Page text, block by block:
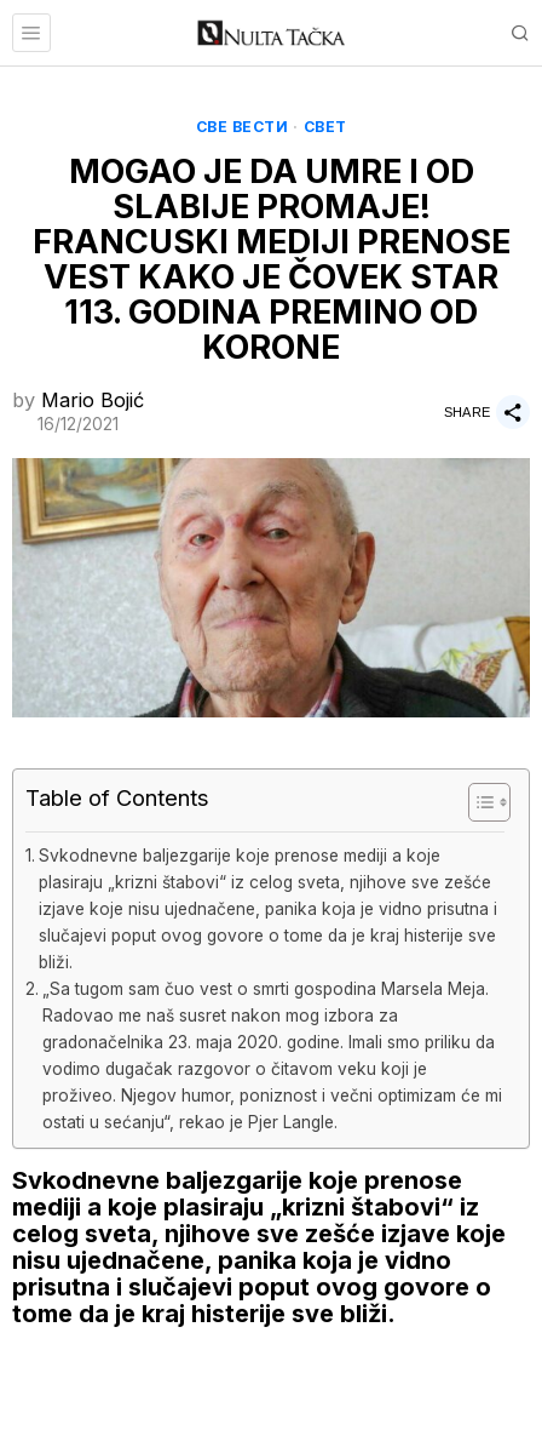
СВЕ ВЕСТИ · СВЕТ
MOGAO JE DA UMRE I OD
SLABIJE PROMAJE!
FRANCUSKI MEDIJI PRENOSE
VEST KAKO JE ČOVEK STAR
113. GODINA PREMINO OD
KORONE
by Mario Bojić
16/12/2021
SHARE
Table of Contents
Svkodnevne baljezgarije koje prenose mediji a koje
plasiraju „krizni štabovi“ iz celog sveta, njihove sve zešće
izjave koje nisu ujednačene, panika koja je vidno prisutna i
slučajevi poput ovog govore o tome da je kraj histerije sve
bliži.
„Sa tugom sam čuo vest o smrti gospodina Marsela Meja.
Radovao me naš susret nakon mog izbora za
gradonačelnika 23. maja 2020. godine. Imali smo priliku da
vodimo dugačak razgovor o čitavom veku koji je
proživeo. Njegov humor, poniznost i večni optimizam će mi
ostati u sećanju“, rekao je Pjer Langle.
Svkodnevne baljezgarije koje prenose
mediji a koje plasiraju „krizni štabovi“ iz
celog sveta, njihove sve zešće izjave koje
nisu ujednačene, panika koja je vidno
prisutna i slučajevi poput ovog govore o
tome da je kraj histerije sve bliži.